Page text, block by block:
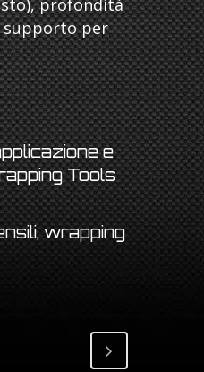
supporto per
e
Tools
wrapping